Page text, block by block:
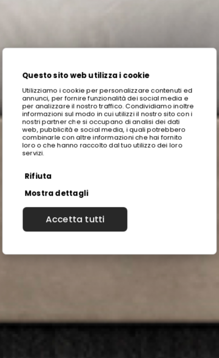
Questo sito web utilizza i cookie
Utilizziamo i cookie per personalizzare contenuti ed
annunci, per fornire funzionalità dei social media e
per analizzare il nostro traffico. Condividiamo inoltre
informazioni sul modo in cui utilizzi il nostro sito con i
nostri partner che si occupano di analisi dei dati
web, pubblicità e social media, i quali potrebbero
combinarle con altre informazioni che hai fornito
loro o che hanno raccolto dal tuo utilizzo dei loro
servizi.
Rifiuta
Mostra dettagli
Accetta tutti